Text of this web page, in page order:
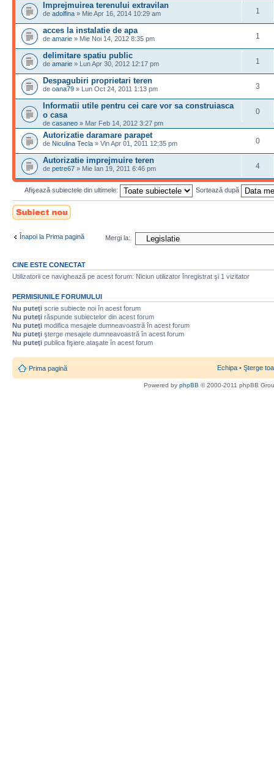
Imprejmuirea terenului extravilan
de adolfina » Mie Apr 16, 2014 10:29 am 1
acces la instalatie de apa
de amarie » Mie Noi 14, 2012 8:35 pm 1
delimitare spatiu public
de amarie » Lun Apr 30, 2012 12:17 pm 1
Despagubiri proprietari teren
de oana79 » Lun Oct 24, 2011 1:13 pm 3
Informatii utile pentru cei care vor sa construiasca
o casa
de casaneo » Mar Feb 14, 2012 3:27 pm
0
Autorizatie daramare parapet
de Niculina Tecla » Vin Apr 01, 2011 12:35 pm 0
Autorizatie imprejmuire teren
de petre67 » Mie Ian 19, 2011 6:46 pm 4
Afişează subiectele din ultimele: Sortează după
Scrie un subiect
nou
Înapoi la Prima pagină Mergi la:
CINE ESTE CONECTAT
Utilizatorii ce navighează pe acest forum: Niciun utilizator înregistrat şi 1 vizitator
PERMISIUNILE FORUMULUI
Nu puteţi scrie subiecte noi în acest forum
Nu puteţi răspunde subiectelor din acest forum
Nu puteţi modifica mesajele dumneavoastră în acest forum
Nu puteţi şterge mesajele dumneavoastră în acest forum
Nu puteţi publica fişiere ataşate în acest forum
Prima pagină Echipa • Şterge
Powered by phpBB © 2000-2011 phpBB